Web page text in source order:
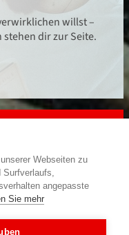
willst –
stehen dir zur Seite.
uns auf
Webseiten zu
Surfverlaufs,
angepasste
Sie mehr